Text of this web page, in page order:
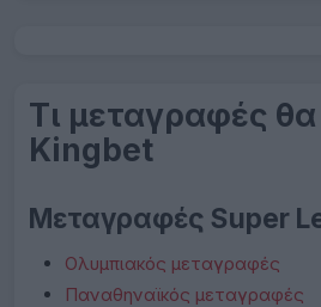
Τι μεταγραφές θα
Kingbet
Μεταγραφές Super
Ολυμπιακός μεταγραφές
Παναθηναϊκός μεταγραφές